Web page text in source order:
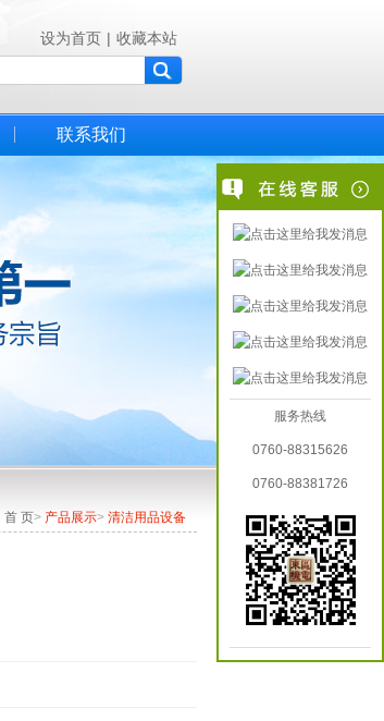
设为首页 | 收藏本站
联系我们
首 页> 产品展示> 清洁用品设备
服务热线
0760-88315626
0760-88381726